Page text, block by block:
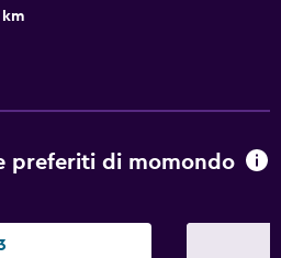
km
preferiti di momondo